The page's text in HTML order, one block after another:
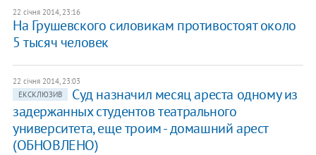
22 січня 2014, 23:16
На Грушевского силовикам противостоят около
5 тысяч человек
22 січня 2014, 23:03
ЕКСКЛЮЗИВ
Суд назначил месяц ареста одному из
задержанных студентов театрального
университета, еще троим - домашний арест
(ОБНОВЛЕНО)